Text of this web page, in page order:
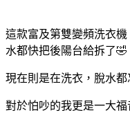
這款富及第雙變頻洗衣
水都快把後陽台給拆了🤣
現在則是在洗衣，脫水都
對於怕吵的我更是一大